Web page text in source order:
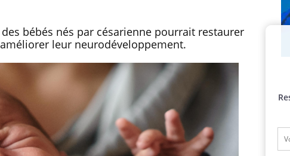
bébés nés par césarienne pourrait restaurer
leur neurodéveloppement.